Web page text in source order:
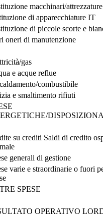
macchinari/attrezzature
di apparecchiature IT
di piccole scorte e
oneri di manutenzione
gas
e acque reflue
combustibile
e smaltimento rifiuti
su crediti Saldi di credito
generali di gestione
varie e straordinarie o fuori
SPESE
OPERATIVO